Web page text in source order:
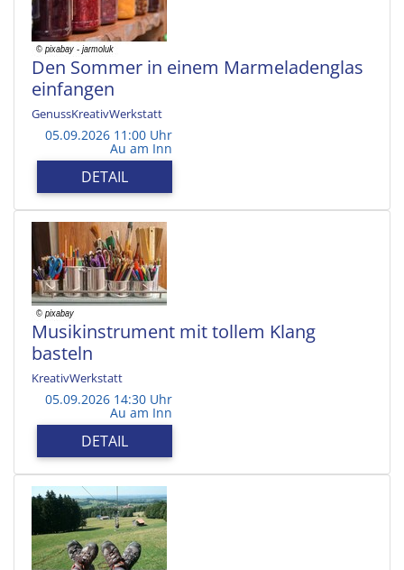
Den Sommer in einem Marmeladenglas
einfangen
GenussKreativWerkstatt
05.09.2026 11:00 Uhr
Au am Inn
DETAIL
Musikinstrument mit tollem Klang
basteln
KreativWerkstatt
05.09.2026 14:30 Uhr
Au am Inn
DETAIL